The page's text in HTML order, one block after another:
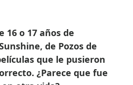
16 o 17 años de
de Pozos de
que le pusieron
¿Parece que fue